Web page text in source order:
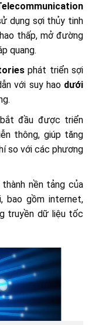
dụng sợi thủy tinh
thấp, mở đường
quang.
phát triển sợi
với suy hao dưới
đầu được triển
thông, giúp tăng
so với các phương
nền tảng của
bao gồm internet,
truyền dữ liệu tốc